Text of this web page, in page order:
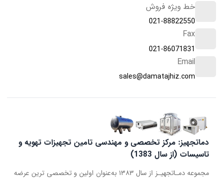
خط ویژه فروش
021-88822550
Fax
021-86071831
Email
sales@damatajhiz.com
دماتجهیز: مرکز تخصصی و مهندسی تامین تجهیزات تهویه و
تاسیسات (از سال 1383)
مجموعه دمـاتجهیـز از سال ۱۳۸۳ به‌عنوان اولین و تخصصی ترین عرضه